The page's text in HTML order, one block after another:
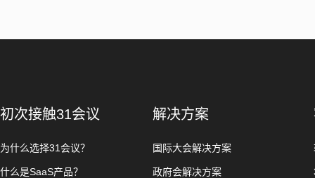
初次接触31会议
为什么选择31会议？
什么是SaaS产品？
解决方案
国际大会解决方案
政府会解决方案